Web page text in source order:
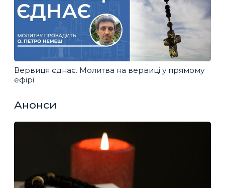
Вервиця єднає. Молитва на вервиці у прямому
ефірі
Анонси